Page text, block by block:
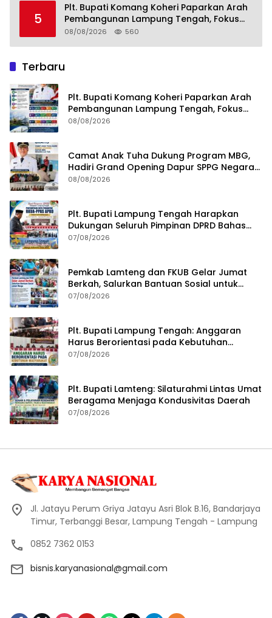
5
Plt. Bupati Komang Koheri Paparkan Arah
Pembangunan Lampung Tengah, Fokus
pada SDM, Ekonomi, Infrastruktur dan
08/08/2026 560
Terbaru
Plt. Bupati Komang Koheri Paparkan Arah
Pembangunan Lampung Tengah, Fokus
pada SDM, Ekonomi, Infrastruktur dan
08/08/2026
Camat Anak Tuha Dukung Program MBG,
Hadiri Grand Opening Dapur SPPG Negara
Aji Tua Lampung Tengah
08/08/2026
Plt. Bupati Lampung Tengah Harapkan
Dukungan Seluruh Pimpinan DPRD Bahas
RKUA-PPAS APBD Tahun 2027
07/08/2026
Pemkab Lamteng dan FKUB Gelar Jumat
Berkah, Salurkan Bantuan Sosial untuk
Warga
07/08/2026
Plt. Bupati Lampung Tengah: Anggaran
Harus Berorientasi pada Kebutuhan
Masyarakat
07/08/2026
Plt. Bupati Lamteng: Silaturahmi Lintas Umat
Beragama Menjaga Kondusivitas Daerah
07/08/2026
Jl. Jatayu Perum Griya Jatayu Asri Blok B.16, Bandarjaya
Timur, Terbanggi Besar, Lampung Tengah - Lampung
0852 7362 0153
bisnis.karyanasional@gmail.com